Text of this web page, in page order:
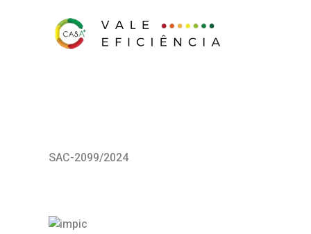
SAC-2099/2024